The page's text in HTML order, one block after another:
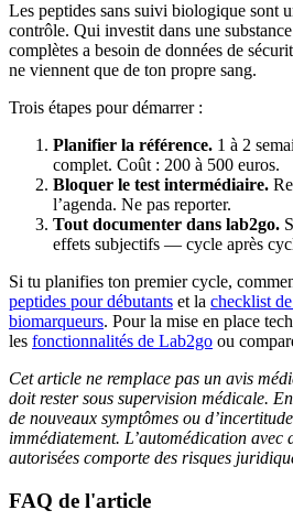
Les peptides sans suivi biologique sont
contrôle. Qui investit dans une
complètes a besoin de données de
ne viennent que de ton propre sang.
Trois étapes pour démarrer :
Planifier la référence. 1 à 2
complet. Coût : 200 à 500 euros.
Bloquer le test intermédiaire.
l’agenda. Ne pas reporter.
Tout documenter dans lab2go.
effets subjectifs — cycle après
Si tu planifies ton premier cycle,
peptides pour débutants et la checklist
biomarqueurs. Pour la mise en place
les fonctionnalités de Lab2go ou
Cet article ne remplace pas un avis
doit rester sous supervision médicale.
de nouveaux symptômes ou
immédiatement. L’automédication avec
autorisées comporte des risques
FAQ de l'article